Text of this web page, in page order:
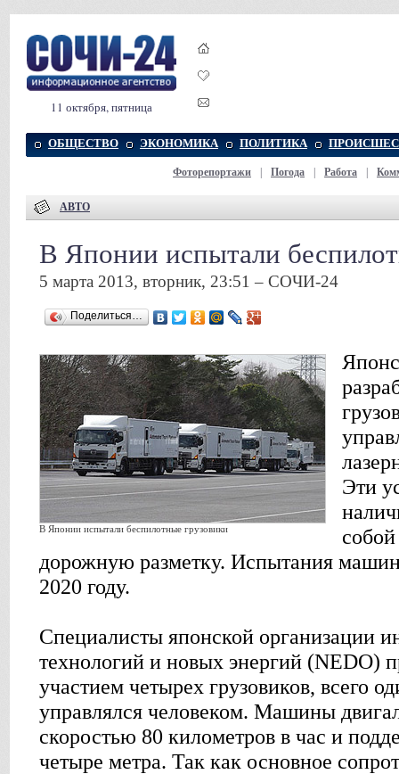
11 октября, пятница
ОБЩЕСТВО ЭКОНОМИКА ПОЛИТИКА
Фоторепортажи Погода Работа
АВТО
В Японии испытали
5 марта 2013, вторник, 23:51 – СОЧИ-24
Поделиться…
В Японии испытали беспилотные грузовики
Эти
дорожную разметку. Испытания
2020 году.
Специалисты японской организации
технологий и новых энергий (NEDO)
участием четырех грузовиков, всего
управлялся человеком. Машины
скоростью 80 километров в час и
четыре метра. Так как основное